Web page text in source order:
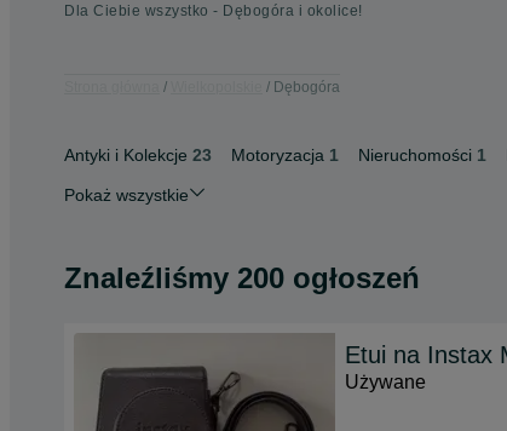
Dla Ciebie wszystko - Dębogóra i okolice!
Dębogóra
Antyki i Kolekcje 23 Motoryzacja 1 Nieruchomości 1
Pokaż wszystkie
Znaleźliśmy 200 ogłoszeń
Etui na Instax
Używane